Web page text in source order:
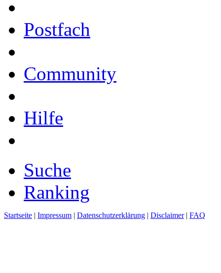
Postfach
Community
Hilfe
Suche
Ranking
Startseite | Impressum | Datenschutzerklärung | Disclaimer| FAQ